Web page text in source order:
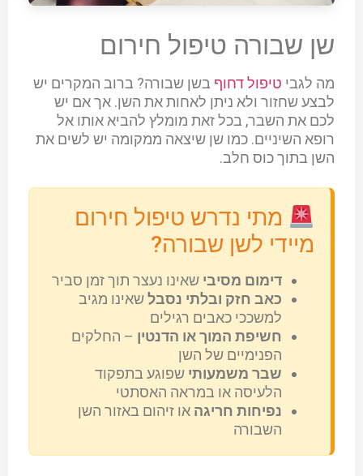
שן שבורה טיפול חירום
מה לגבי טיפול דחוף בשן שבורה? ברוב המקרים יש
לבצע שחזור ולא ניתן לאחות את השן. אך אם יש
לכם את השבר, בכל זאת מומלץ להביא אותו אל
רופא השיניים. כמו שן שיצאה ממקומה יש לשים את
השן בתוך כוס חלב.
מתי נדרש טיפול חירום
מיידי לשן שבורה?
דימום מסיבי שאינו נעצר תוך זמן סביר
כאב חזק ובלתי נסבלשאינו מגיב
למשככי כאבים רגילים
חשיפת המוך או הדנטין – החלקים
הפנימיים של השן
שבר משמעותי שפוגע בתפקוד
הלעיסה או במראה האסתטי
נפיחות חריגה או זיהום באזור השן
השבורה